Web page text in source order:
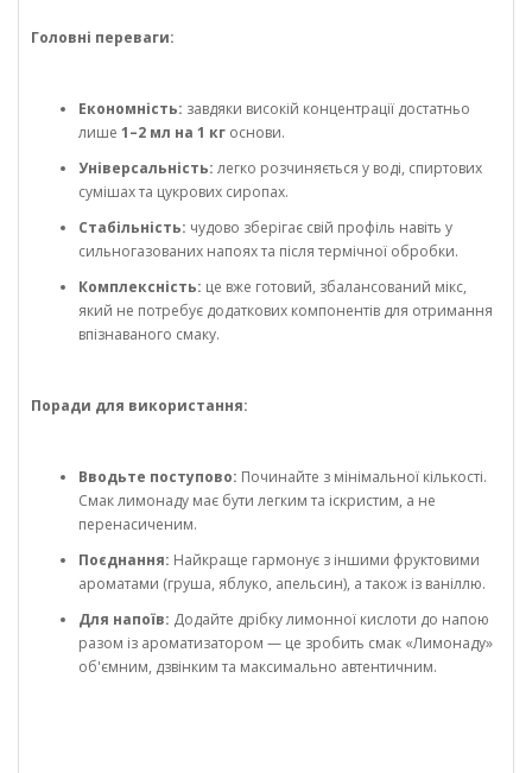
Головні переваги:
Економність: завдяки високій концентрації достатньо
лише 1–2 мл на 1 кг основи.
Універсальність: легко розчиняється у воді, спиртових
сумішах та цукрових сиропах.
Стабільність: чудово зберігає свій профіль навіть у
сильногазованих напоях та після термічної обробки.
Комплексність: це вже готовий, збалансований мікс,
який не потребує додаткових компонентів для отримання
впізнаваного смаку.
Поради для використання:
Вводьте поступово: Починайте з мінімальної кількості.
Смак лимонаду має бути легким та іскристим, а не
перенасиченим.
Поєднання: Найкраще гармонує з іншими фруктовими
ароматами (груша, яблуко, апельсин), а також із ваніллю.
Для напоїв: Додайте дрібку лимонної кислоти до напою
разом із ароматизатором — це зробить смак «Лимонаду»
об'ємним, дзвінким та максимально автентичним.